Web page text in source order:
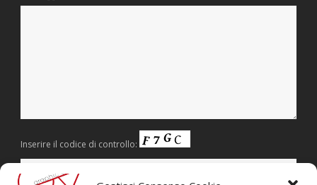
Inserire il codice di controllo: